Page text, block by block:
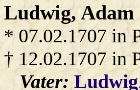
Ludwig, Adam
* 07.02.1707 in
† 12.02.1707 in
Vater:Ludwig